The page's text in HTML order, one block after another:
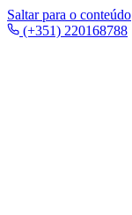
Saltar para o conteúdo
(+351) 220168788